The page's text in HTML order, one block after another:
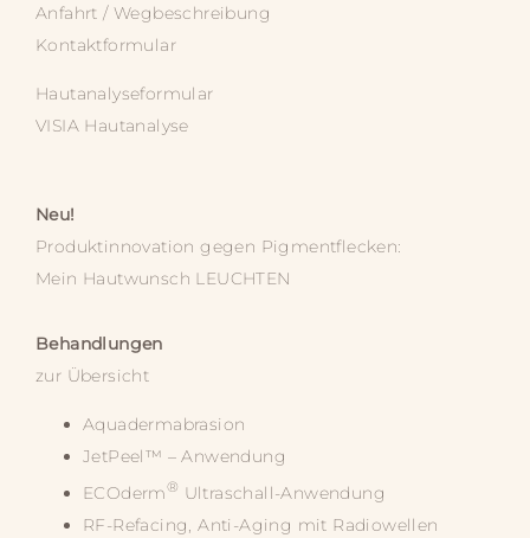
Anfahrt / Wegbeschreibung
Kontaktformular
Hautanalyseformular
VISIA Hautanalyse
Neu!
Produktinnovation gegen Pigmentflecken:
Mein Hautwunsch LEUCHTEN
Behandlungen
zur Übersicht
Aquadermabrasion
JetPeel™ – Anwendung
ECOderm® Ultraschall-Anwendung
RF-Refacing, Anti-Aging mit Radiowellen